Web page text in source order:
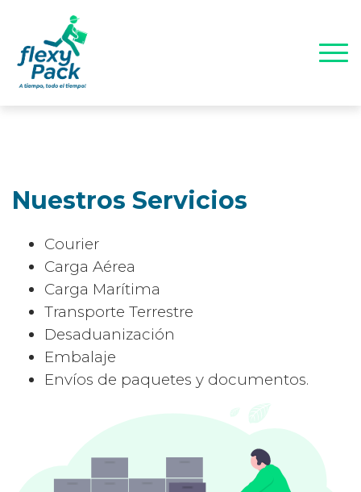
Nuestros Servicios
Courier
Carga Aérea
Carga Marítima
Transporte Terrestre
Desaduanización
Embalaje
Envíos de paquetes y documentos.